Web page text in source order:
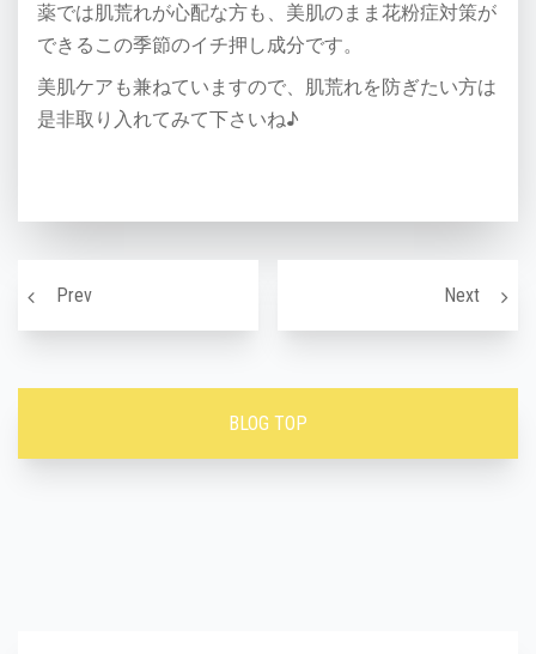
薬では肌荒れが心配な方も、美肌のまま花粉症対策が
できるこの季節のイチ押し成分です。
美肌ケアも兼ねていますので、肌荒れを防ぎたい方は
是非取り入れてみて下さいね♪
Prev
これが『春』美容の三原則！！！ Next体臭
BLOG TOP